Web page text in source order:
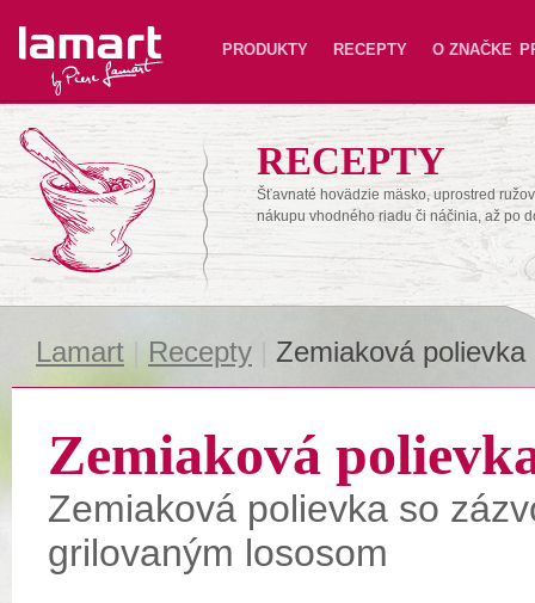
Lamart PRODUKTY RECEPTY O ZNAČKE
RECEPTY
Šťavnaté hovädzie mäsko, uprostred
nákupu vhodného riadu či náčinia, až po
Lamart Recepty Zemiaková polievka
Zemiaková
Zemiaková polievka so
grilovaným lososom